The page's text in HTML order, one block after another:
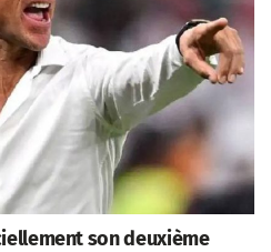
son deuxième